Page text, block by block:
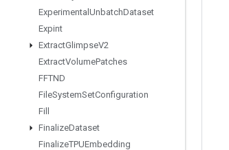
Experimental UnbatchDataset
Expint
ExtractGlimpseV2
ExtractVolumePatches
FFTND
FileSystemSetConfiguration
Fill
FinalizeDataset
FinalizeTPUEmbedding